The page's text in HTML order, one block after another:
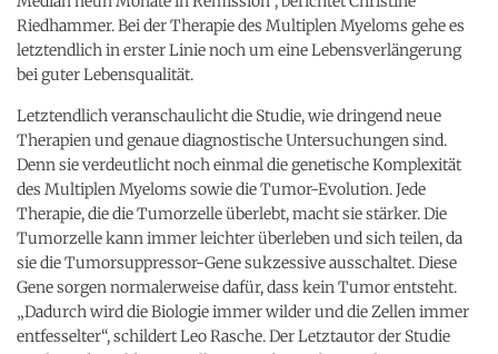
Riedhammer. Bei der Therapie des Multiplen Myeloms gehe es
letztendlich in erster Linie noch um eine Lebensverlängerung
bei guter Lebensqualität.
Letztendlich veranschaulicht die Studie, wie dringend neue
Therapien und genaue diagnostische Untersuchungen sind.
Denn sie verdeutlicht noch einmal die genetische Komplexität
des Multiplen Myeloms sowie die Tumor-Evolution. Jede
Therapie, die die Tumorzelle überlebt, macht sie stärker. Die
Tumorzelle kann immer leichter überleben und sich teilen, da
sie die Tumorsuppressor-Gene sukzessive ausschaltet. Diese
Gene sorgen normalerweise dafür, dass kein Tumor entsteht.
„Dadurch wird die Biologie immer wilder und die Zellen immer
entfesselter“, schildert Leo Rasche. Der Letztautor der Studie